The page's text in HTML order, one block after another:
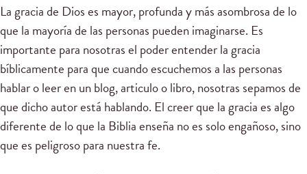
La gracia de Dios es mayor, profunda y más asombrosa de lo
que la mayoría de las personas pueden imaginarse. Es
importante para nosotras el poder entender la gracia
bíblicamente para que cuando escuchemos a las personas
hablar o leer en un blog, articulo o libro, nosotras sepamos de
que dicho autor está hablando. El creer que la gracia es algo
diferente de lo que la Biblia enseña no es solo engañoso, sino
que es peligroso para nuestra fe.